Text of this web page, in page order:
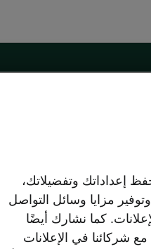
اكتشف شكودا
نبذة عنّا
الكتيبات
Simply Clever
إعداداتك وتفضيلاتك،
مزايا وسائل التواصل
كما نشارك أيضًا
شركائنا في الإعلانات